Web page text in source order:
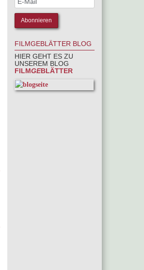
FILMGEBLÄTTER BLOG
HIER GEHT ES ZU
UNSEREM BLOG
FILMGEBLÄTTER